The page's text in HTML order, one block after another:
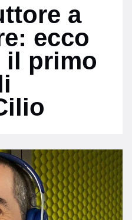
a
ecco
il primo